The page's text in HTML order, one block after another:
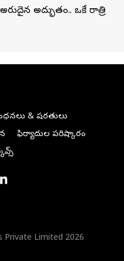
అద్భుతం.. ఒకే రాత్రి
& షరతులు
ఫిర్యాదుల పరిష్కారం
Private Limited 2026